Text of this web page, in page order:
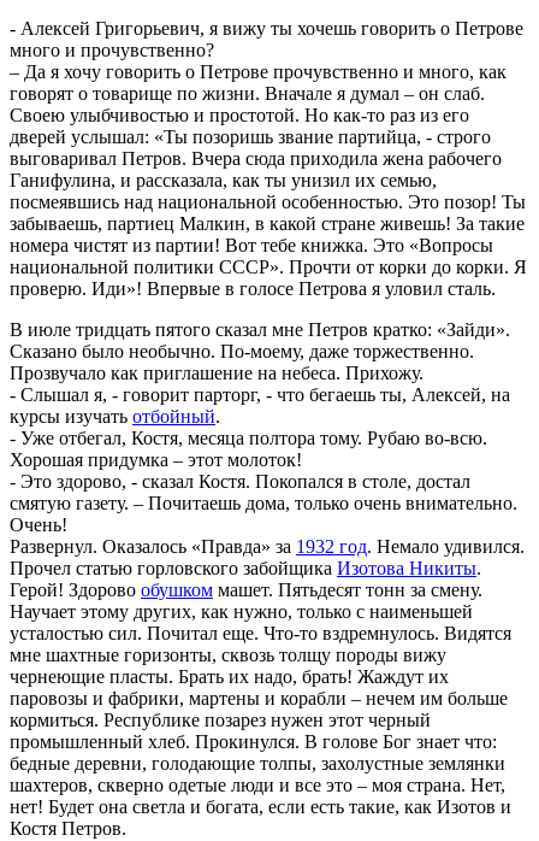
- Алексей Григорьевич, я вижу ты хочешь говорить о Петрове
много и прочувственно?
– Да я хочу говорить о Петрове прочувственно и много, как
говорят о товарище по жизни. Вначале я думал – он слаб.
Своею улыбчивостью и простотой. Но как-то раз из его
дверей услышал: «Ты позоришь звание партийца, - строго
выговаривал Петров. Вчера сюда приходила жена рабочего
Ганифулина, и рассказала, как ты унизил их семью,
посмеявшись над национальной особенностью. Это позор! Ты
забываешь, партиец Малкин, в какой стране живешь! За такие
номера чистят из партии! Вот тебе книжка. Это «Вопросы
национальной политики СССР». Прочти от корки до корки. Я
проверю. Иди»! Впервые в голосе Петрова я уловил сталь.
В июле тридцать пятого сказал мне Петров кратко: «Зайди».
Сказано было необычно. По-моему, даже торжественно.
Прозвучало как приглашение на небеса. Прихожу.
- Слышал я, - говорит парторг, - что бегаешь ты, Алексей, на
курсы изучать отбойный.
- Уже отбегал, Костя, месяца полтора тому. Рубаю во-всю.
Хорошая придумка – этот молоток!
- Это здорово, - сказал Костя. Покопался в столе, достал
смятую газету. – Почитаешь дома, только очень внимательно.
Очень!
Развернул. Оказалось «Правда» за 1932 год. Немало удивился.
Прочел статью горловского забойщика Изотова Никиты.
Герой! Здорово обушком машет. Пятьдесят тонн за смену.
Научает этому других, как нужно, только с наименьшей
усталостью сил. Почитал еще. Что-то вздремнулось. Видятся
мне шахтные горизонты, сквозь толщу породы вижу
чернеющие пласты. Брать их надо, брать! Жаждут их
паровозы и фабрики, мартены и корабли – нечем им больше
кормиться. Республике позарез нужен этот черный
промышленный хлеб. Прокинулся. В голове Бог знает что:
бедные деревни, голодающие толпы, захолустные землянки
шахтеров, скверно одетые люди и все это – моя страна. Нет,
нет! Будет она светла и богата, если есть такие, как Изотов и
Костя Петров.